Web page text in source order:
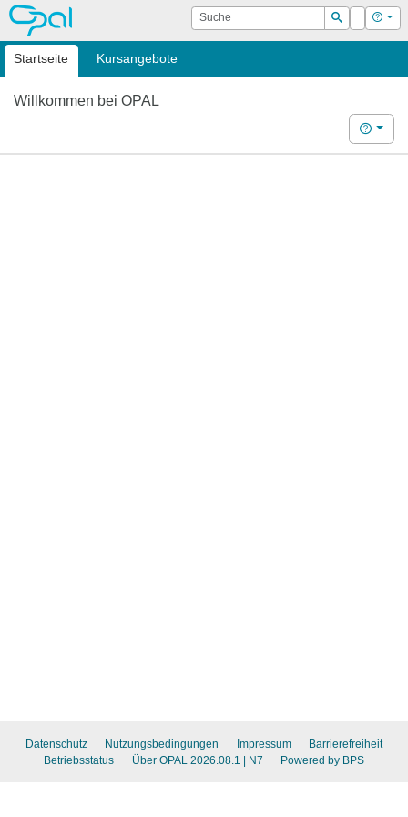
OPAL Suche
Suchen
Login Hilfe
Startseite Kursangebote
Willkommen bei OPAL
Hilfe
Datenschutz Nutzungsbedingungen Impressum
Barrierefreiheit
Betriebsstatus
Über OPAL 2026.08.1 | N7 Powered by BPS